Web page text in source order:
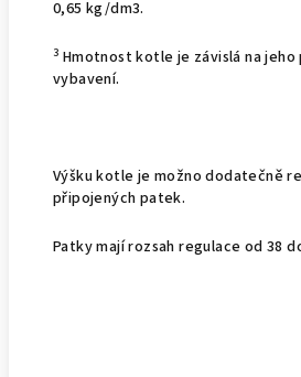
0,65 kg/dm3.
3 Hmotnost kotle je závislá na jeho
vybavení.
Výšku kotle je možno dodatečně
připojených patek.
Patky mají rozsah regulace od 38